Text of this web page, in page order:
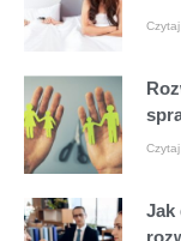
Jak